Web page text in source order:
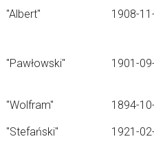
"Albert" 1908-
"Pawłowski" 1901-
"Wolfram" 1894-
"Stefański" 1921-